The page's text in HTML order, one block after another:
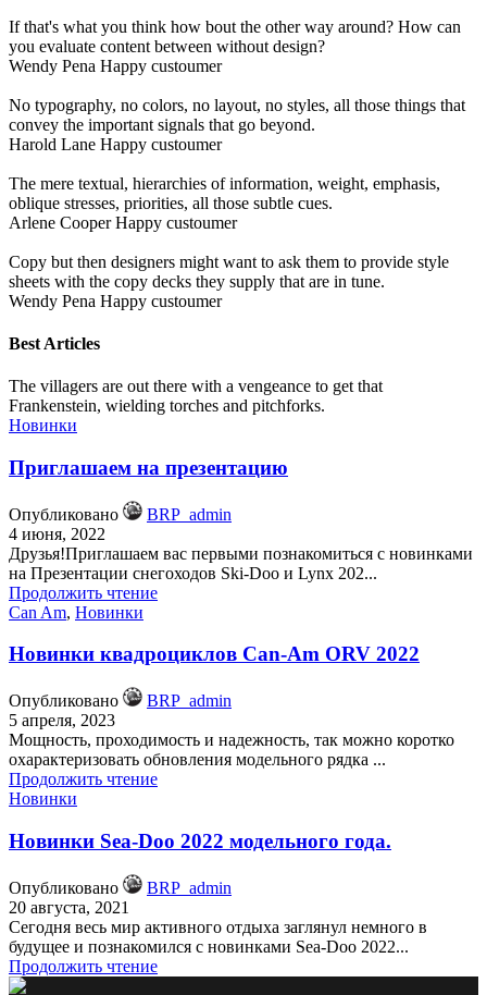
If that's what you think how bout the other way around? How can
you evaluate content between without design?
Wendy Pena Happy custoumer
No typography, no colors, no layout, no styles, all those things that
convey the important signals that go beyond.
Harold Lane Happy custoumer
The mere textual, hierarchies of information, weight, emphasis,
oblique stresses, priorities, all those subtle cues.
Arlene CooperHappy custoumer
Copy but then designers might want to ask them to provide style
sheets with the copy decks they supply that are in tune.
Wendy Pena Happy custoumer
Best Articles
The villagers are out there with a vengeance to get that
Frankenstein, wielding torches and pitchforks.
Новинки
Приглашаем на презентацию
Опубликовано
BRP_admin
4 июня, 2022
Друзья!Приглашаем вас первыми познакомиться с новинками
на Презентации снегоходов Ski-Doo и Lynx 202...
Продолжить чтение
Can Am, Новинки
Новинки квадроциклов Can-Am ORV 2022
Опубликовано
BRP_admin
5 апреля, 2023
Мощность, проходимость и надежность, так можно коротко
охарактеризовать обновления модельного рядка ...
Продолжить чтение
Новинки
Новинки Sea-Doo 2022 модельного года.
Опубликовано
BRP_admin
20 августа, 2021
Сегодня весь мир активного отдыха заглянул немного в
будущее и познакомился с новинками Sea-Doo 2022...
Продолжить чтение